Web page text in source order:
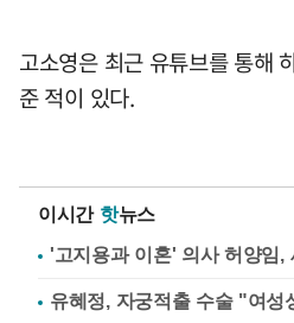
고소영은 최근 유튜브를 통해
준 적이 있다.
이시간 핫뉴스
'고지용과 이혼' 의사 허양임,
유혜정, 자궁적출 수술 "여